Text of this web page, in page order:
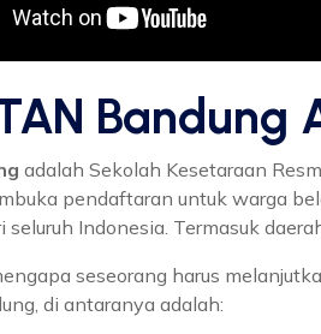
Bandung
adalah Sekolah Kesetaraan
pendaftaran untuk warga
seluruh Indonesia. Termasuk
seseorang harus
di antaranya adalah: